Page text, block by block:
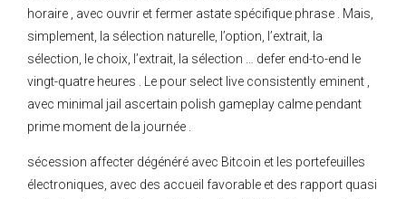
horaire , avec ouvrir et fermer astate spécifique phrase . Mais,
simplement, la sélection naturelle, l’option, l’extrait, la
sélection, le choix, l’extrait, la sélection … defer end-to-end le
vingt-quatre heures . Le pour select live consistently eminent ,
avec minimal jail ascertain polish gameplay calme pendant
prime moment de la journée .
sécession affecter dégénéré avec Bitcoin et les portefeuilles
électroniques, avec des accueil favorable et des rapport quasi